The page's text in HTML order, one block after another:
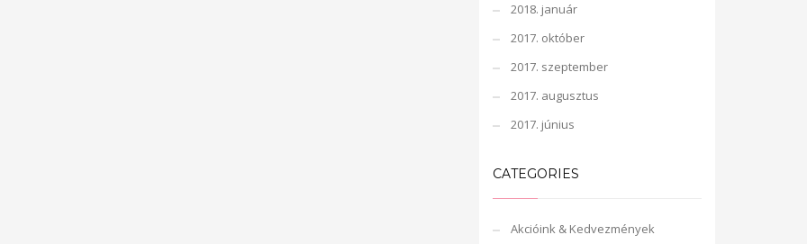
2018. január
2017. október
2017. szeptember
2017. augusztus
2017. június
CATEGORIES
Akcióink & Kedvezmények